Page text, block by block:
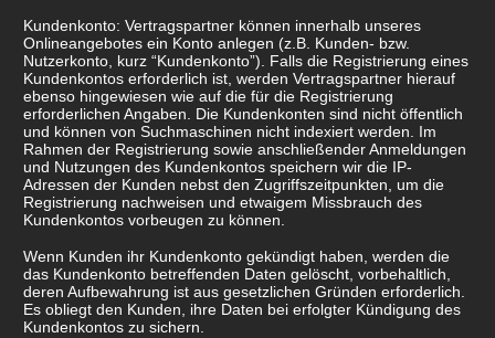
Kundenkonto: Vertragspartner können innerhalb unseres
Onlineangebotes ein Konto anlegen (z.B. Kunden- bzw.
Nutzerkonto, kurz “Kundenkonto”). Falls die Registrierung eines
Kundenkontos erforderlich ist, werden Vertragspartner hierauf
ebenso hingewiesen wie auf die für die Registrierung
erforderlichen Angaben. Die Kundenkonten sind nicht öffentlich
und können von Suchmaschinen nicht indexiert werden. Im
Rahmen der Registrierung sowie anschließender Anmeldungen
und Nutzungen des Kundenkontos speichern wir die IP-
Adressen der Kunden nebst den Zugriffszeitpunkten, um die
Registrierung nachweisen und etwaigem Missbrauch des
Kundenkontos vorbeugen zu können.
Wenn Kunden ihr Kundenkonto gekündigt haben, werden die
das Kundenkonto betreffenden Daten gelöscht, vorbehaltlich,
deren Aufbewahrung ist aus gesetzlichen Gründen erforderlich.
Es obliegt den Kunden, ihre Daten bei erfolgter Kündigung des
Kundenkontos zu sichern.